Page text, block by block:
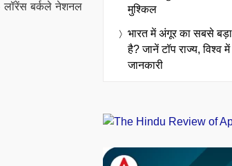
लॉरेंस बर्कले नेशनल
मुश्किल
भारत में अंगूर का सबसे
है? जानें टॉप राज्य, विश्व
जानकारी